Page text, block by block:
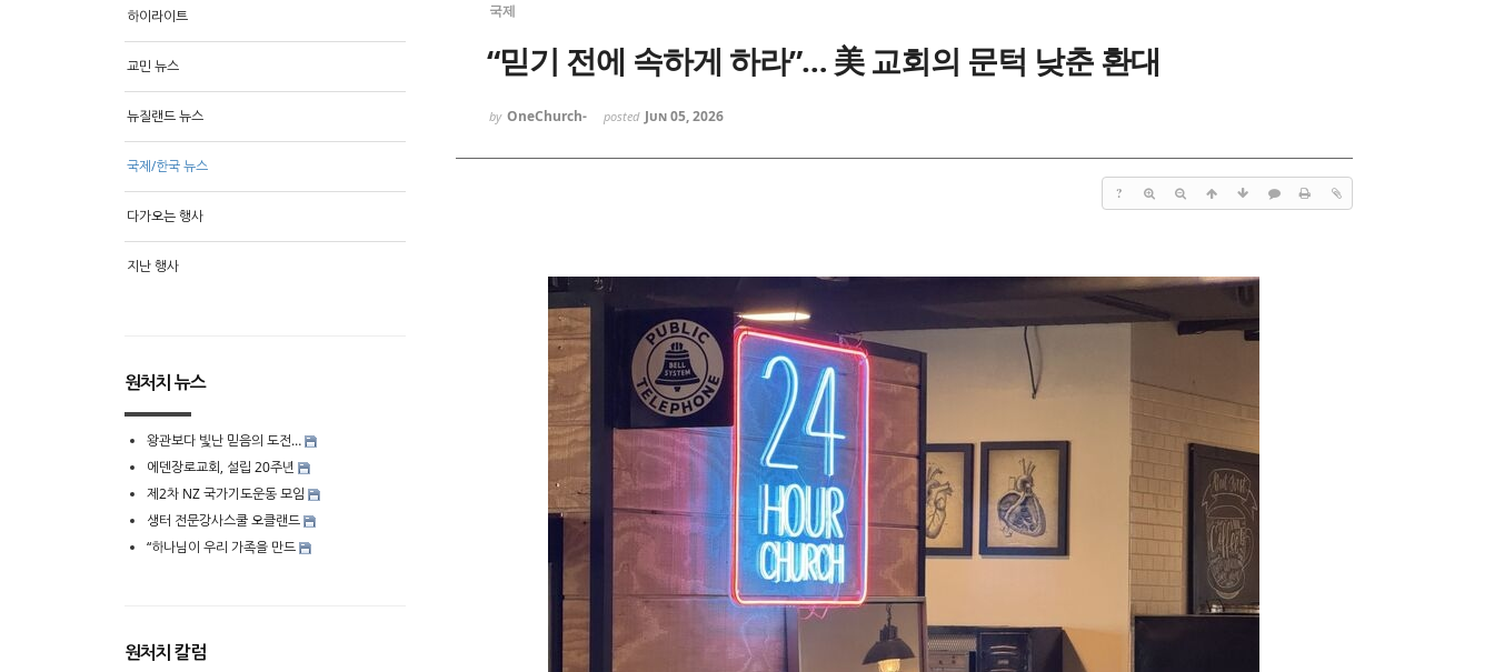
국제
“믿기 전에 속하게 하라”… 美 교회의 문턱 낮춘 환대
by OneChurch- posted Jun 05, 2026
?
하이라이트
교민 뉴스
뉴질랜드 뉴스
국제/한국 뉴스
다가오는 행사
지난 행사
원처치 뉴스
왕관보다 빛난 믿음의 도전…
에덴장로교회, 설립 20주년
제2차 NZ 국가기도운동 모임
생터 전문강사스쿨 오클랜드
“하나님이 우리 가족을 만드
원처치 칼럼